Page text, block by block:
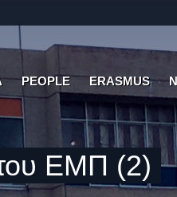
PEOPLE ERASMUS
ΕΜΠ (2)